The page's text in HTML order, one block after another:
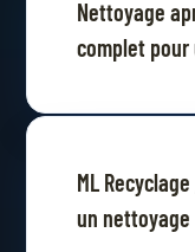
Nettoyage
complet pour
ML
un